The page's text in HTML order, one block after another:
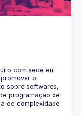
com sede em
o
sobre softwares,
programação de
de complexidade